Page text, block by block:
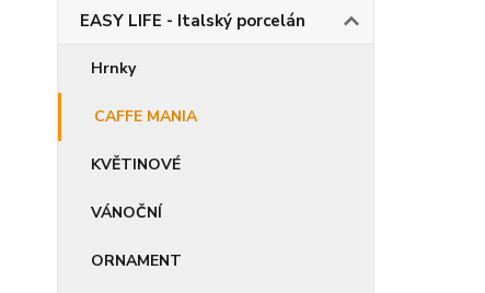
EASY LIFE - Italský porcelán
Hrnky
CAFFE MANIA
KVĚTINOVÉ
VÁNOČNÍ
ORNAMENT